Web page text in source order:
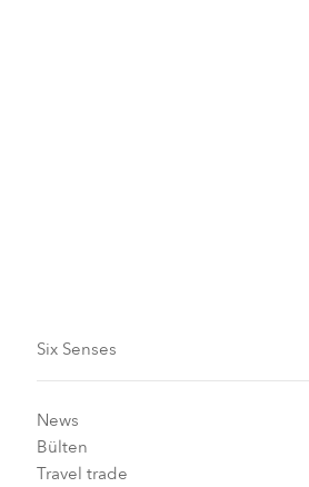
Six Senses
News
Bülten
Travel trade